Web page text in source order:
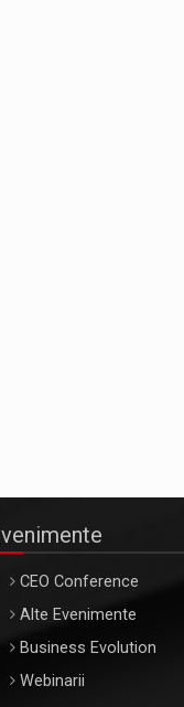
CEO Conference
Alte Evenimente
Business Evolution
Webinarii